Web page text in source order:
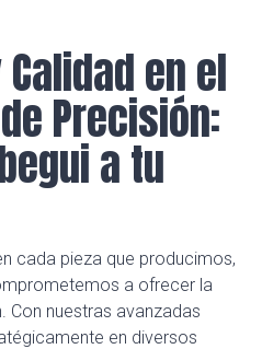
en el
Precisión:
a tu
cada pieza que producimos,
a ofrecer la
Con nuestras avanzadas
en diversos